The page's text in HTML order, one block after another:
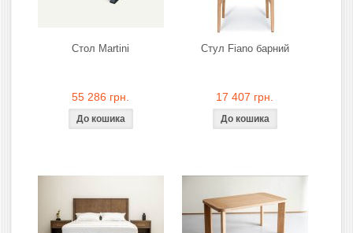
Стол Martini
55 286 грн.
Стул Fiano барний
17 407 грн.